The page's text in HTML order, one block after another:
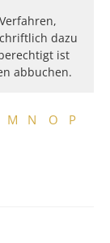
M N O
P
dazu
ist
abbuchen.